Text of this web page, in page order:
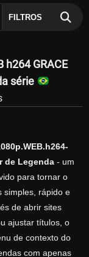
FILTROS
h264 GRACE
série
de Legenda- um
para tornar o
simples, rápido e
de abrir sites
ajustar títulos, o
de contexto do
com apenas